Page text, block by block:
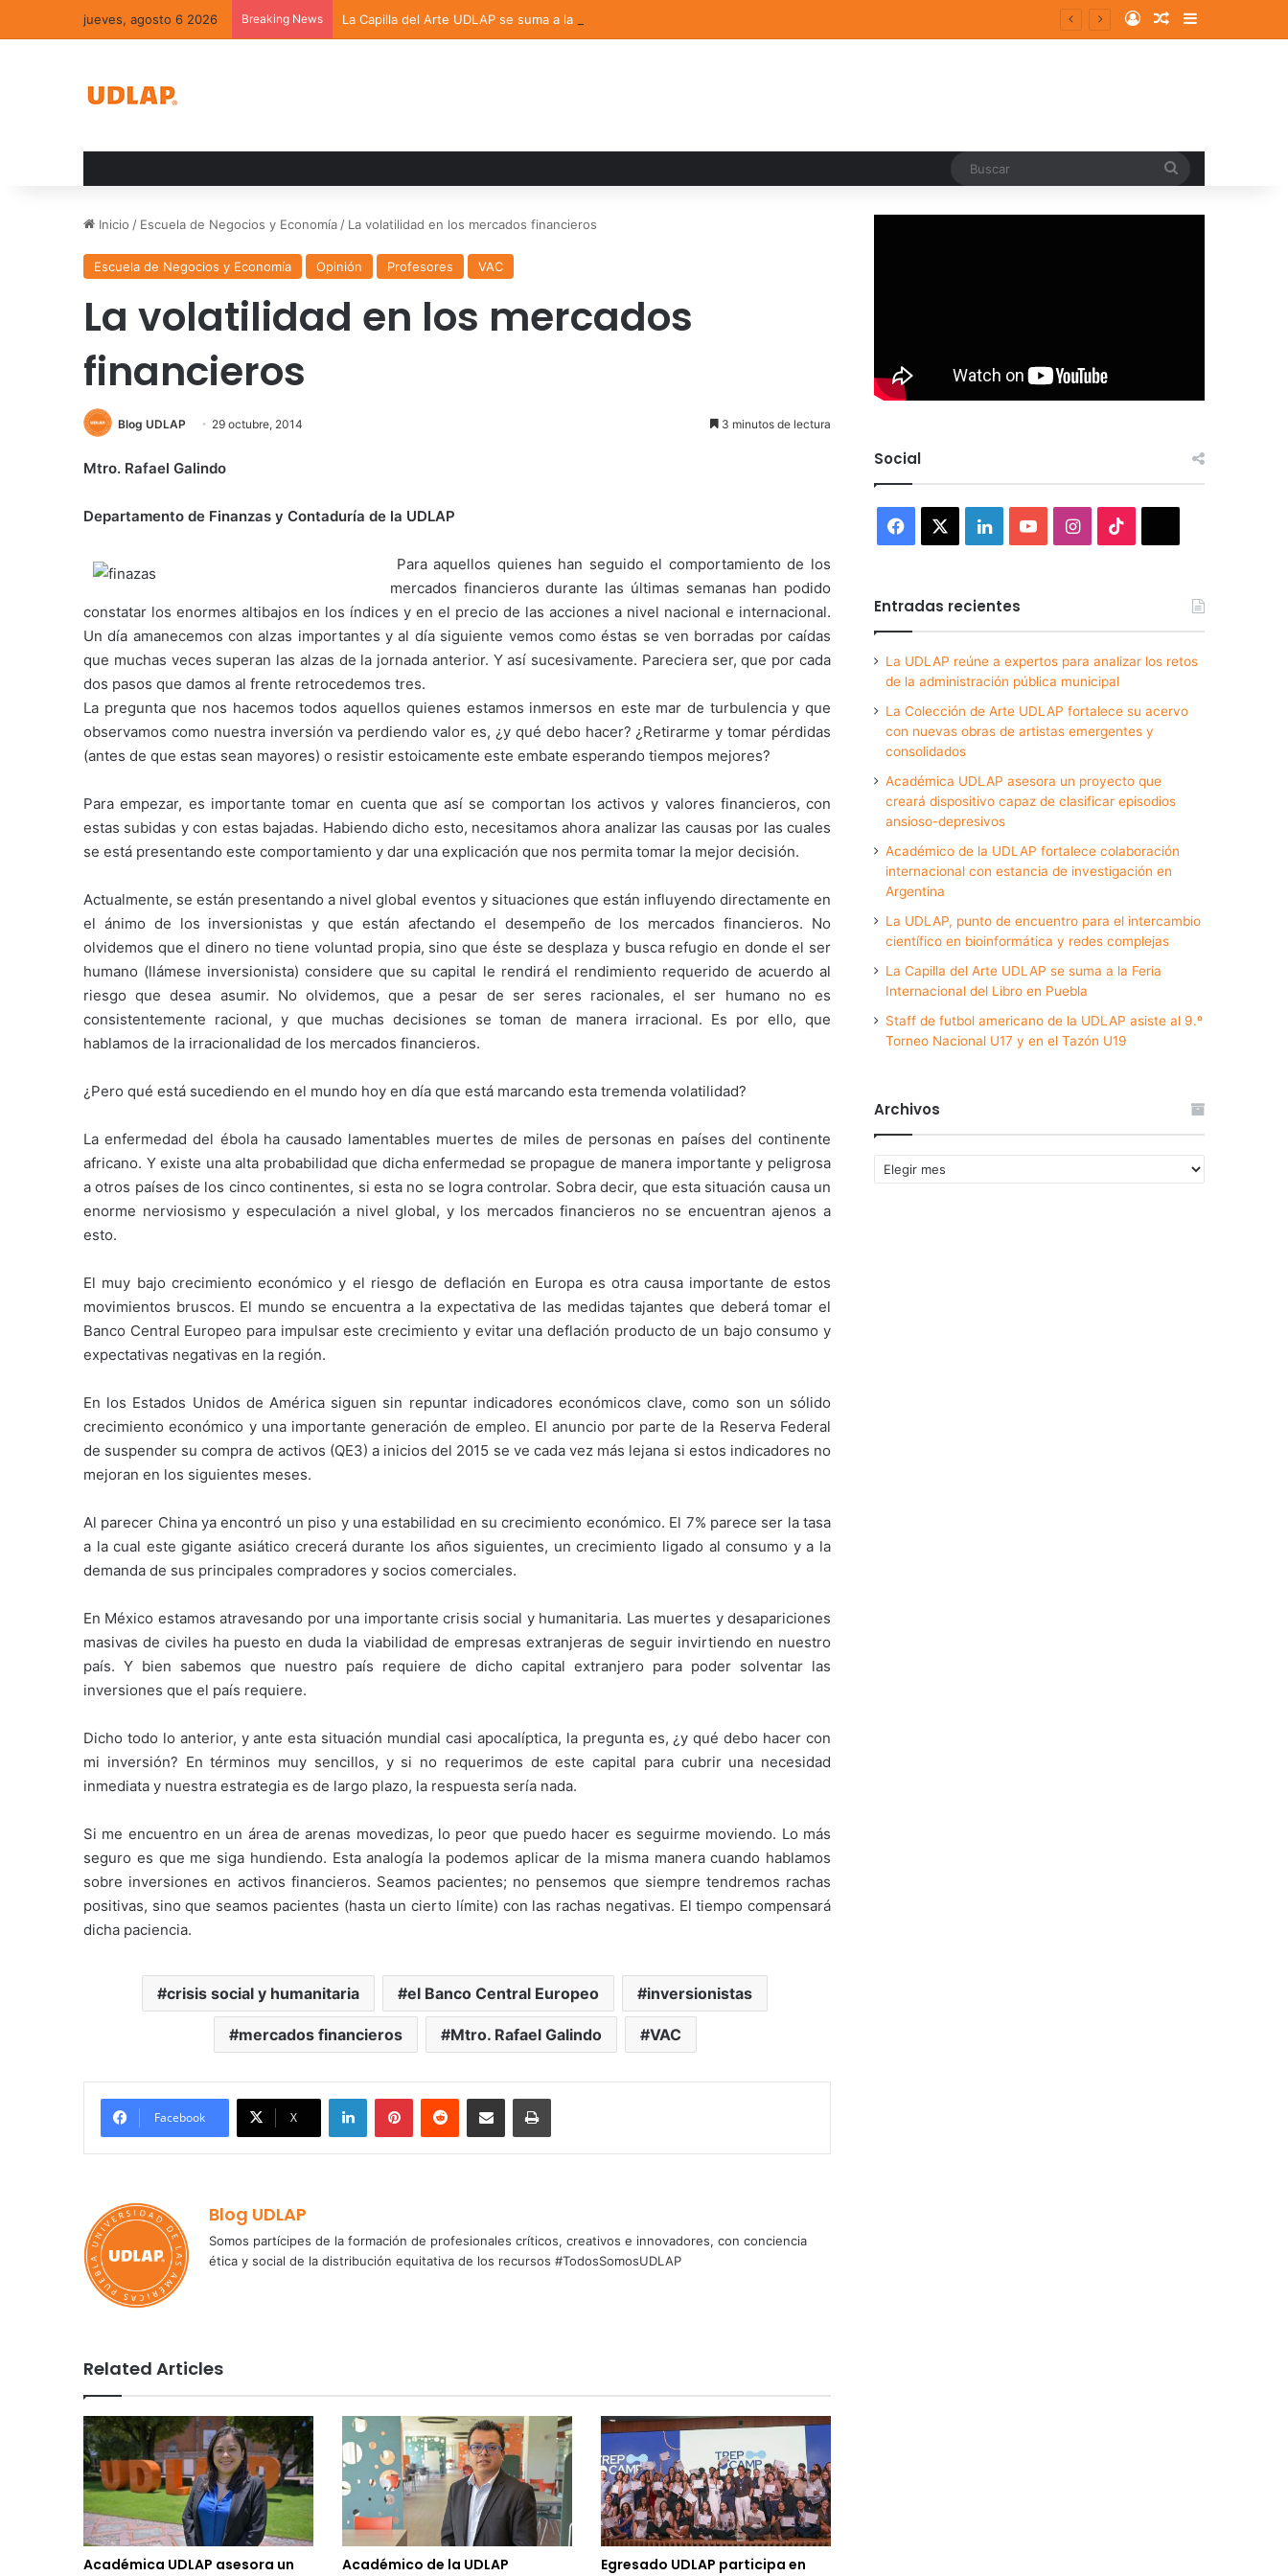
jueves, agosto 6 2026 Breaking News La Capilla del Arte UDLAP se suma a la Feria Internacional del Libro en Puebla Log InRandom Article
Sidebar
Inicio / Escuela de Negocios y Economía / La volatilidad en los mercados financieros
Escuela de Negocios y Economía Opinión Profesores VAC
La volatilidad en los mercados
financieros
Blog UDLAP 29 octubre, 2014 3 minutos de lectura
Mtro. Rafael Galindo
Departamento de Finanzas y Contaduría de la UDLAP
Para aquellos quienes han seguido el comportamiento de los
mercados financieros durante las últimas semanas han podido
constatar los enormes altibajos en los índices y en el precio de las acciones a nivel nacional e internacional.
Un día amanecemos con alzas importantes y al día siguiente vemos como éstas se ven borradas por caídas
que muchas veces superan las alzas de la jornada anterior. Y así sucesivamente. Pareciera ser, que por cada
dos pasos que damos al frente retrocedemos tres.
La pregunta que nos hacemos todos aquellos quienes estamos inmersos en este mar de turbulencia y que
observamos como nuestra inversión va perdiendo valor es, ¿y qué debo hacer? ¿Retirarme y tomar pérdidas
(antes de que estas sean mayores) o resistir estoicamente este embate esperando tiempos mejores?
Para empezar, es importante tomar en cuenta que así se comportan los activos y valores financieros, con
estas subidas y con estas bajadas. Habiendo dicho esto, necesitamos ahora analizar las causas por las cuales
se está presentando este comportamiento y dar una explicación que nos permita tomar la mejor decisión.
Actualmente, se están presentando a nivel global eventos y situaciones que están influyendo directamente en
el ánimo de los inversionistas y que están afectando el desempeño de los mercados financieros. No
olvidemos que el dinero no tiene voluntad propia, sino que éste se desplaza y busca refugio en donde el ser
humano (llámese inversionista) considere que su capital le rendirá el rendimiento requerido de acuerdo al
riesgo que desea asumir. No olvidemos, que a pesar de ser seres racionales, el ser humano no es
consistentemente racional, y que muchas decisiones se toman de manera irracional. Es por ello, que
hablamos de la irracionalidad de los mercados financieros.
¿Pero qué está sucediendo en el mundo hoy en día que está marcando esta tremenda volatilidad?
La enfermedad del ébola ha causado lamentables muertes de miles de personas en países del continente
africano. Y existe una alta probabilidad que dicha enfermedad se propague de manera importante y peligrosa
a otros países de los cinco continentes, si esta no se logra controlar. Sobra decir, que esta situación causa un
enorme nerviosismo y especulación a nivel global, y los mercados financieros no se encuentran ajenos a
esto.
El muy bajo crecimiento económico y el riesgo de deflación en Europa es otra causa importante de estos
movimientos bruscos. El mundo se encuentra a la expectativa de las medidas tajantes que deberá tomar el
Banco Central Europeo para impulsar este crecimiento y evitar una deflación producto de un bajo consumo y
expectativas negativas en la región.
En los Estados Unidos de América siguen sin repuntar indicadores económicos clave, como son un sólido
crecimiento económico y una importante generación de empleo. El anuncio por parte de la Reserva Federal
de suspender su compra de activos (QE3) a inicios del 2015 se ve cada vez más lejana si estos indicadores no
mejoran en los siguientes meses.
Al parecer China ya encontró un piso y una estabilidad en su crecimiento económico. El 7% parece ser la tasa
a la cual este gigante asiático crecerá durante los años siguientes, un crecimiento ligado al consumo y a la
demanda de sus principales compradores y socios comerciales.
En México estamos atravesando por una importante crisis social y humanitaria. Las muertes y desapariciones
masivas de civiles ha puesto en duda la viabilidad de empresas extranjeras de seguir invirtiendo en nuestro
país. Y bien sabemos que nuestro país requiere de dicho capital extranjero para poder solventar las
inversiones que el país requiere.
Dicho todo lo anterior, y ante esta situación mundial casi apocalíptica, la pregunta es, ¿y qué debo hacer con
mi inversión? En términos muy sencillos, y si no requerimos de este capital para cubrir una necesidad
inmediata y nuestra estrategia es de largo plazo, la respuesta sería nada.
Si me encuentro en un área de arenas movedizas, lo peor que puedo hacer es seguirme moviendo. Lo más
seguro es que me siga hundiendo. Esta analogía la podemos aplicar de la misma manera cuando hablamos
sobre inversiones en activos financieros. Seamos pacientes; no pensemos que siempre tendremos rachas
positivas, sino que seamos pacientes (hasta un cierto límite) con las rachas negativas. El tiempo compensará
dicha paciencia.
crisis social y humanitaria el Banco Central Europeo inversionistas
mercados financieros Mtro. Rafael Galindo VAC
Facebook X
LinkedInPinterestReddit Share via Email Print
Blog UDLAP
Somos partícipes de la formación de profesionales críticos, creativos e innovadores, con conciencia
ética y social de la distribución equitativa de los recursos #TodosSomosUDLAP
Related Articles
Académica UDLAP asesora un
Académico de la UDLAP
Egresado UDLAP participa en
Social
Facebook LinkedInYouTubeInstagram
Entradas recientes
La UDLAP reúne a expertos para analizar los retos
de la administración pública municipal
La Colección de Arte UDLAP fortalece su acervo
con nuevas obras de artistas emergentes y
consolidados
Académica UDLAP asesora un proyecto que
creará dispositivo capaz de clasificar episodios
ansioso-depresivos
Académico de la UDLAP fortalece colaboración
internacional con estancia de investigación en
Argentina
La UDLAP, punto de encuentro para el intercambio
científico en bioinformática y redes complejas
La Capilla del Arte UDLAP se suma a la Feria
Internacional del Libro en Puebla
Staff de futbol americano de la UDLAP asiste al 9.º
Torneo Nacional U17 y en el Tazón U19
Archivos
Archivos